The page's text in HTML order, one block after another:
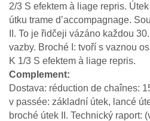
2/3 S efektem à liage repris.
útku trame d’accompagnage.
II. To je řidčeji vázáno každou
vazby. Broché I: tvoří s vaznou
K 1/3 S efektem à liage repris.
Complement
Dostava: réduction de chaînes:
v passée: základní útek, lancé
broché útek II. Technický raport: